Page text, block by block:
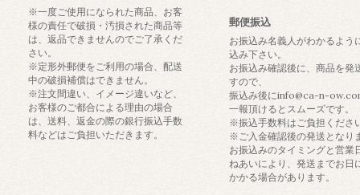
※一度ご使用になられた商品、お客
様の責任で破損・汚損された商品等
は、返品できませんのでご了承くだ
さい。
※定形外郵便をご利用の場合、配送
中の破損補償はできません。
※注文間違い、イメージ違いなど、
お客様のご都合による理由の場合
は、送料、返金の際の銀行振込手数
料などはご負担いただきます。
郵便振込
お振込み名義人がわかるよう
込み下さい。
お振込み確認後に、商品を発
すので、
振込み後にinfo@ca-n-
一報頂けるとスムーズです。
※振込手数料はご負担くださ
※ご入金確認後の発送となり
お振込みのタイミングと営業
ねあいにより、発送までお日
かかる場合があります。